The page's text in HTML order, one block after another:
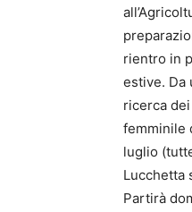
rientro in
estive. Da
ricerca
femminile
luglio
Lucchetta
Partirà